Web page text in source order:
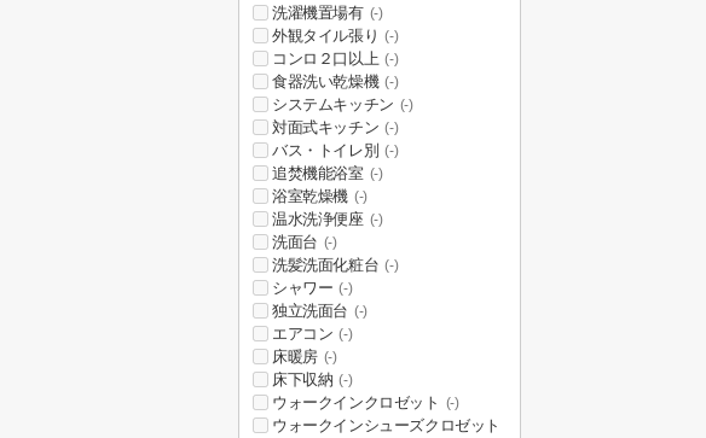
洗濯機置場有 (-)
外観タイル張り (-)
コンロ２口以上 (-)
食器洗い乾燥機 (-)
システムキッチン (-)
対面式キッチン (-)
バス・トイレ別 (-)
追焚機能浴室 (-)
浴室乾燥機 (-)
温水洗浄便座 (-)
洗面台 (-)
洗髪洗面化粧台 (-)
シャワー (-)
独立洗面台 (-)
エアコン (-)
床暖房 (-)
床下収納 (-)
ウォークインクロゼット (-)
ウォークインシューズクロゼット